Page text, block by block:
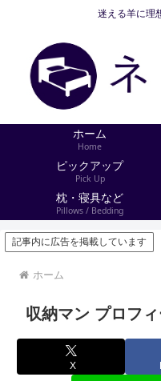
迷える羊に理
ホーム
Home
ピックアップ
Pick Up
枕・寝具など
Pillows / Bedding
記事内に広告を掲載しています
ホーム
収納マン プロフ
X